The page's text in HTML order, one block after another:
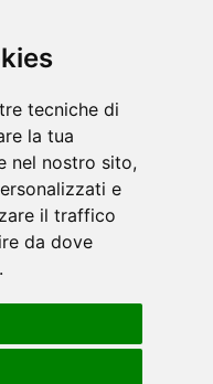
tecniche di
la tua
nel nostro sito,
e
il traffico
da dove